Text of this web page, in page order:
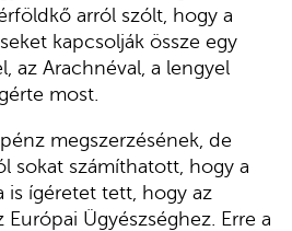
arról szólt, hogy a
kapcsolják össze egy
az Arachnéval, a lengyel
most.
megszerzésének, de
sokat számíthatott, hogy a
is ígéretet tett, hogy az
Európai Ügyészséghez. Erre a